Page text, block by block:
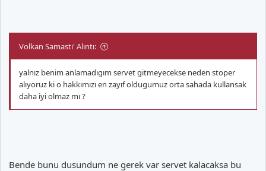
Volkan Samastı' Alıntı:
yalnız benim anlamadıgım servet gitmeyecekse neden stoper
alıyoruz ki o hakkımızı en zayıf oldugumuz orta sahada kullansak
daha iyi olmaz mı ?
Bende bunu dusundum ne gerek var servet kalacaksa bu